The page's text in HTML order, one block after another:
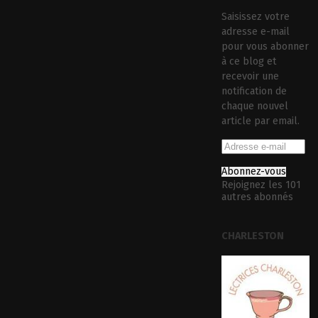
Saisissez votre
adresse e-mail
pour vous abonner
à ce blog et
recevoir une
notification de
chaque nouvel
article par email.
Abonnez-vous
Rejoignez les 101
autres abonnés
CHARLESTON